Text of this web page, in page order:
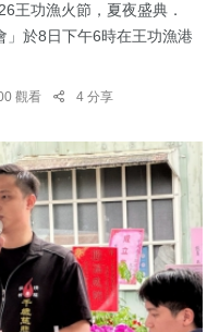
王功漁火節，夏夜盛典．
」於8日下午6時在王功漁港
觀看 4 分享